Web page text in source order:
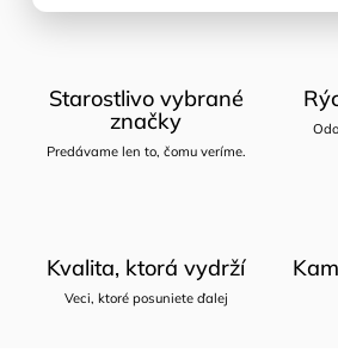
Starostlivo vybrané
značky
Predávame len to, čomu veríme.
Kvalita, ktorá vydrží
Veci, ktoré posuniete ďalej